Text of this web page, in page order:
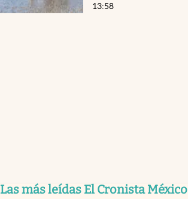
13:58
Las más leídas El Cronista México